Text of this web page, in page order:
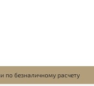
по безналичному расчету